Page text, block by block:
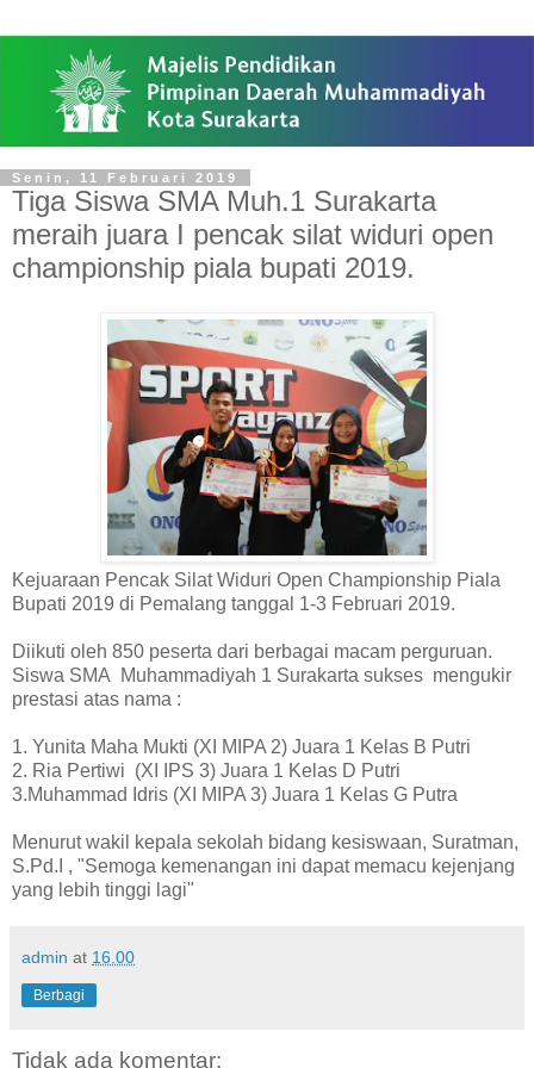
Senin, 11 Februari 2019
Tiga Siswa SMA Muh.1 Surakarta
meraih juara I pencak silat widuri open
championship piala bupati 2019.
Kejuaraan Pencak Silat Widuri Open Championship Piala
Bupati 2019 di Pemalang tanggal 1-3 Februari 2019.
Diikuti oleh 850 peserta dari berbagai macam perguruan.
Siswa SMA Muhammadiyah 1 Surakarta sukses mengukir
prestasi atas nama :
1. Yunita Maha Mukti (XI MIPA 2) Juara 1 Kelas B Putri
2. Ria Pertiwi (XI IPS 3) Juara 1 Kelas D Putri
3.Muhammad Idris (XI MIPA 3) Juara 1 Kelas G Putra
Menurut wakil kepala sekolah bidang kesiswaan, Suratman,
S.Pd.I , "Semoga kemenangan ini dapat memacu kejenjang
yang lebih tinggi lagi"
admin at 16.00
Berbagi
Tidak ada komentar: